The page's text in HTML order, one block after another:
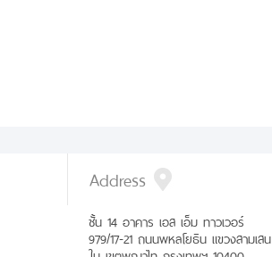
Address
ชั้น 14 อาคาร เอส เอ็ม ทาวเวอร์
979/17-21 ถนนพหลโยธิน แขวงสามเสน